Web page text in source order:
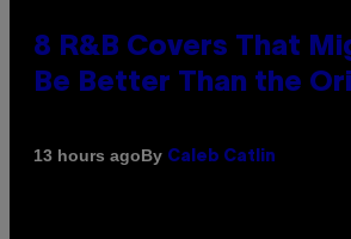
8 R&B Covers That
Be Better Than the
13 hours agoBy Caleb Catlin